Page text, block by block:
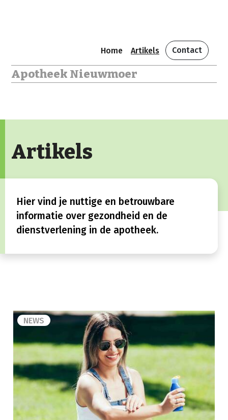
Home Artikels Contact
Apotheek Nieuwmoer
Artikels
Hier vind je nuttige en betrouwbare
informatie over gezondheid en de
dienstverlening in de apotheek.
NEWS